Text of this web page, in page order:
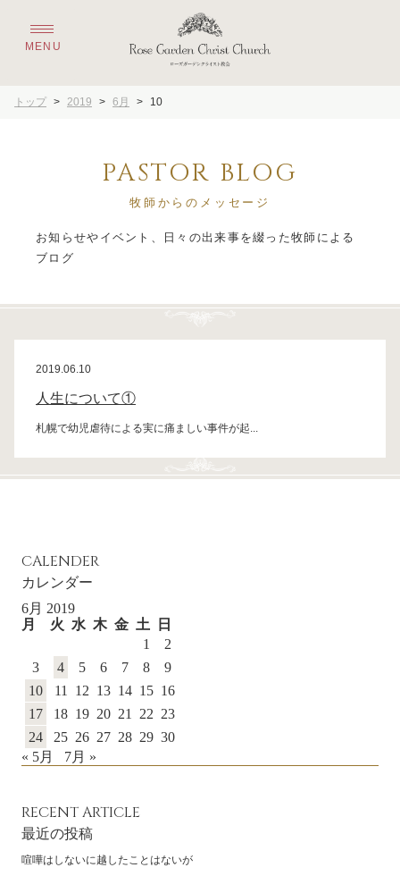
トップ > 2019 > 6月 > 10
PASTOR BLOG
牧師からのメッセージ
お知らせやイベント、日々の出来事を綴った牧師による
2019.06.10
人生について①
札幌で幼児虐待による実に痛ましい事件が起...
CALENDER
カレンダー
6月 2019
月
火 水 木 金 土
日
1
2
3
4 5 6 7 8
9
10
11 12 13 14 15 16
17
18 19 20 21 22 23
24
25 26 27 28 29 30
« 5月
7月 »
RECENT ARTICLE
最近の投稿
喧嘩はしないに越したことはないが